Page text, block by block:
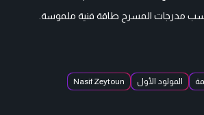
مدرجات المسرح طاقة فنية ملموسة.
المولود الأول
Nasif Zeytoun